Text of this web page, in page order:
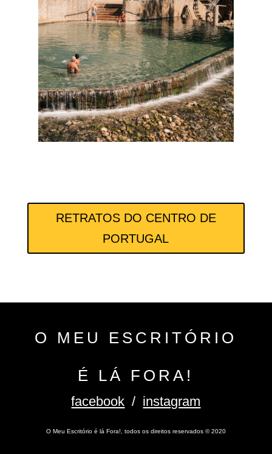
RETRATOS DO CENTRO DE
PORTUGAL
O MEU ESCRITÓRIO
É LÁ FORA!
facebook / instagram
O Meu Escritório é lá Fora!, todos os direitos reservados ©2020